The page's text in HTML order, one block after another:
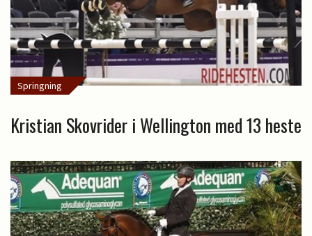
Springning
Kristian Skovrider i Wellington med 13 heste